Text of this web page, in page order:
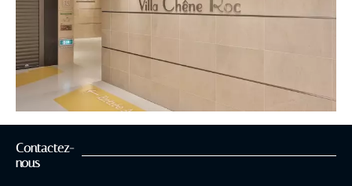
Contactez-
nous